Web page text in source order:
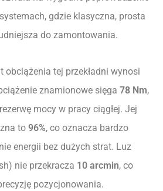
gdzie klasyczna, prosta
do zamontowania.
tej przekładni wynosi
znamionowe sięga 78 Nm,
mocy w pracy ciągłej. Jej
to 96%, co oznacza bardzo
energii bez dużych strat. Luz
nie przekracza 10 arcmin, co
pozycjonowania.